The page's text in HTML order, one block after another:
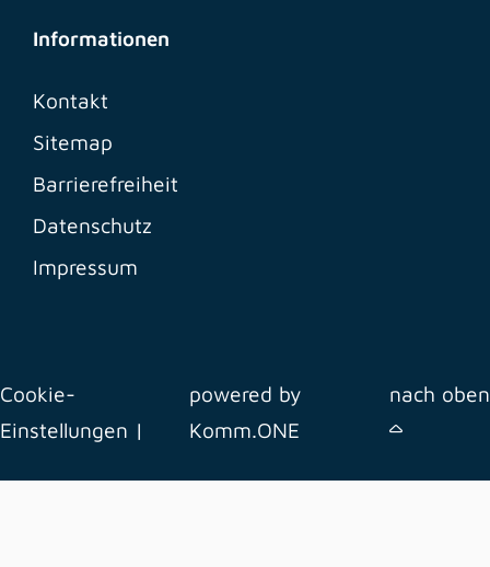
Informationen
Kontakt
Sitemap
Barrierefreiheit
Datenschutz
Impressum
Cookie-
Einstellungen |
powered by
Komm.ONE
nach oben